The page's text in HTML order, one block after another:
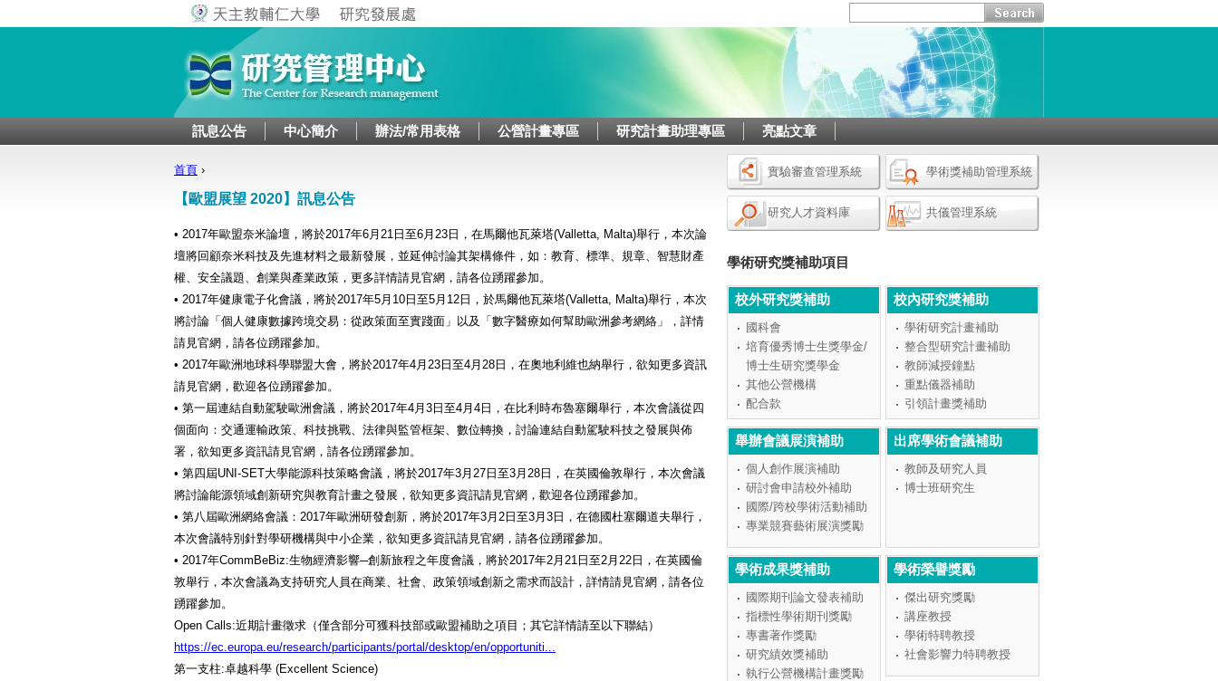
訊息公告 中心簡介 辦法/常用表格 公營計畫專區 研究計畫助理專區 亮點文章
實驗審查管理系統 學術獎補助管理系統
研究人才資料庫 共儀管理系統
學術研究獎補助項目
校外研究獎補助
國科會
培育優秀博士生獎學金/
博士生研究獎學金
其他公營機構
配合款
校內研究獎補助
學術研究計畫補助
整合型研究計畫補助
教師減授鐘點
重點儀器補助
引領計畫獎補助
舉辦會議展演補助
個人創作展演補助
研討會申請校外補助
國際/跨校學術活動補助
專業競賽藝術展演獎勵
出席學術會議補助
教師及研究人員
博士班研究生
學術成果獎補助
國際期刊論文發表補助
指標性學術期刊獎勵
專書著作獎勵
研究績效獎補助
執行公營機構計畫獎勵
學術榮譽獎勵
傑出研究獎勵
講座教授
學術特聘教授
社會影響力特聘教授
您在這裡
首頁 ›
【歐盟展望 2020】訊息公告
• 2017年歐盟奈米論壇，將於2017年6月21日至6月23日，在馬爾他瓦萊塔(Valletta, Malta)舉行，本次論
壇將回顧奈米科技及先進材料之最新發展，並延伸討論其架構條件，如：教育、標準、規章、智慧財產
權、安全議題、創業與產業政策，更多詳情請見官網，請各位踴躍參加。
• 2017年健康電子化會議，將於2017年5月10日至5月12日，於馬爾他瓦萊塔(Valletta, Malta)舉行，本次
將討論「個人健康數據跨境交易：從政策面至實踐面」以及「數字醫療如何幫助歐洲參考網絡」，詳情
請見官網，請各位踴躍參加。
• 2017年歐洲地球科學聯盟大會，將於2017年4月23日至4月28日，在奧地利維也納舉行，欲知更多資訊
請見官網，歡迎各位踴躍參加。
• 第一屆連結自動駕駛歐洲會議，將於2017年4月3日至4月4日，在比利時布魯塞爾舉行，本次會議從四
個面向：交通運輸政策、科技挑戰、法律與監管框架、數位轉換，討論連結自動駕駛科技之發展與佈
署，欲知更多資訊請見官網，請各位踴躍參加。
• 第四屆UNI-SET大學能源科技策略會議，將於2017年3月27日至3月28日，在英國倫敦舉行，本次會議
將討論能源領域創新研究與教育計畫之發展，欲知更多資訊請見官網，歡迎各位踴躍參加。
• 第八屆歐洲網絡會議：2017年歐洲研發創新，將於2017年3月2日至3月3日，在德國杜塞爾道夫舉行，
本次會議特別針對學研機構與中小企業，欲知更多資訊請見官網，請各位踴躍參加。
• 2017年CommBeBiz:生物經濟影響─創新旅程之年度會議，將於2017年2月21日至2月22日，在英國倫
敦舉行，本次會議為支持研究人員在商業、社會、政策領域創新之需求而設計，詳情請見官網，請各位
踴躍參加。
Open Calls:近期計畫徵求（僅含部分可獲科技部或歐盟補助之項目；其它詳情請至以下聯結）
https://ec.europa.eu/research/participants/portal/desktop/en/opportuniti...
第一支柱:卓越科學 (Excellent Science)